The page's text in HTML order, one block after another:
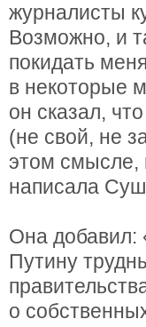
журналисты
Возможно, и
покидать
в некоторые
он сказал,
(не свой, не
этом смысле,
написала
Она добавил:
Путину
о